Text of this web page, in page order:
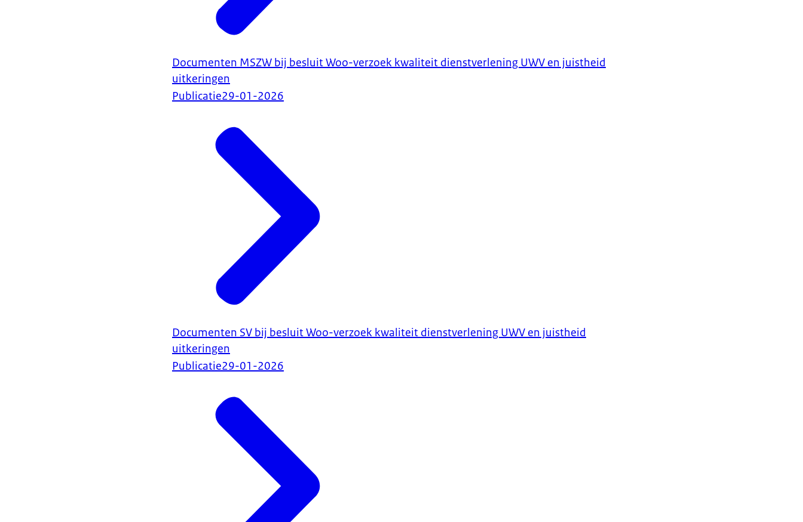
Documenten MSZW bij besluit Woo-verzoek kwaliteit dienstverlening UWV en juistheid
uitkeringen
Publicatie29-01-2026
Documenten SV bij besluit Woo-verzoek kwaliteit dienstverlening UWV en juistheid
uitkeringen
Publicatie29-01-2026